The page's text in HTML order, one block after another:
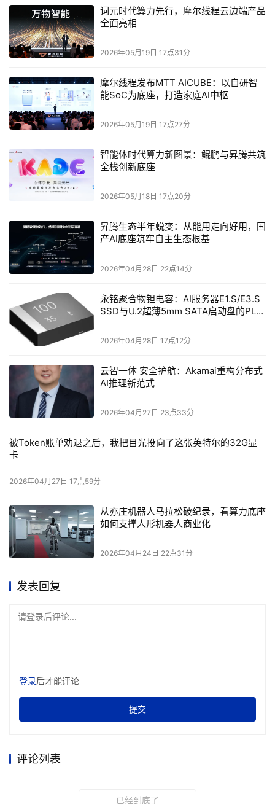
全”为核心，为盛典定制了一套高时效的视觉包装与播控方
案。依托“在一起”的协同理念，团队创新采用了“2+10”的跨
地域协同编辑生产模式：在深圳现场与北京后方架设云端编
辑系统，使分隔两地的创作力量得以实时共享素材、并行编
辑内容，让精彩瞬间得以被快速萃取、精细打磨并即时呈
现。在线包装系统更是以直播级的稳定与精准，让屏幕前的
每一帧画面都经得起放大与回味。
的开机动画中汲取灵感，将极具辨识度的“星环”造型贯穿整
个场馆空间。设计团队不仅用数百台灯光设备在舞台上空构
建了一个直径31米的超级光环，更在体育场内竖立起8组高
视觉叙事之中。据总导演田梅介绍，那打动了无数网友、点
缀在观众席上的四万盏灯球，并非轻易铺就的背景，而是历
经超百位工人三次接力安装、反复调试才得以呈现的呼吸光
海。最初，这一设计曾因执行难度而面临调整，但在总导演
田梅的坚持下，最终被完整保留。在她看来，这片星海是对
盛典主题内核的生动诠释：“‘在一起，就可以’不仅是一句口
号，更是对这个时代最温暖的注脚。它告诉我们：再遥远的
梦想，也终将在并肩同行中，变得触手可及。”随着节目播
出，灯球呈现出“在一起，就可以”“鸿蒙星光盛典”等字符，
明亮而浪漫。四万星光分散在每一张座椅上，如同散落在千
行百业、千家万户中的每一个开发者与用户；它们又能连成
一片星海，展现出“在一起，就可以”的力量。
声音，为这场盛典注入了直抵人心的灵魂力量。音频总监陈
晨带领团队，以最高最优的水准为现场与播出保驾护航。团
队不仅通过部署多台大型数字调音台、数百只专业音箱及高
手、乐队现场演唱演奏的扩声返送效果和高品质拾音混音的
播出效果。更创新地应用了Audio Vivid三维菁彩声技术，
通过部署多层三维声场采集话筒，全方位拾取环境反射特
定位声源方位，使人声、乐声与环境音层次分明、细节毕
感清晰抵达屏幕前的每一位观众。音乐总监刘卓执掌盛典音
感，致敬每一位默默奉献的追光人；《我的骄傲》在深情旋
律中，传递出一份由内而生的自信与荣耀；最终，当《我
在》的歌声响起，一声声“我在”，是承诺，是见证，更是磅
全情投入的扎实演绎，听觉的每一层细节都凝聚着极致的专
词元时代算力先行，摩尔线程云边端产品
全面亮相
2026年05月19日 17点31分
摩尔线程发布MTT AICUBE：以自研智
能SoC为底座，打造家庭AI中枢
2026年05月19日 17点27分
智能体时代算力新图景：鲲鹏与昇腾共筑
全栈创新底座
2026年05月18日 17点20分
昇腾生态半年蜕变：从能用走向好用，国
产AI底座筑牢自主生态根基
2026年04月28日 22点14分
永铭聚合物钽电容：AI服务器E1.S/E3.S
SSD与U.2超薄5mm SATA启动盘的PLP
2026年04月28日 17点12分
云智一体 安全护航：Akamai重构分布式
AI推理新范式
2026年04月27日 23点33分
被Token账单劝退之后，我把目光投向了这张英特尔的32G显
卡
2026年04月27日 17点59分
从亦庄机器人马拉松破纪录，看算力底座
如何支撑人形机器人商业化
2026年04月24日 22点31分
发表回复
请登录后评论...
登录后才能评论
提交
评论列表
已经到底了